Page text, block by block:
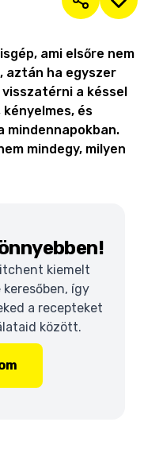
ami elsőre nem
aztán ha egyszer
a késsel
és
mindennapokban.
mindegy, milyen
kiemelt
így
a recepteket
között.